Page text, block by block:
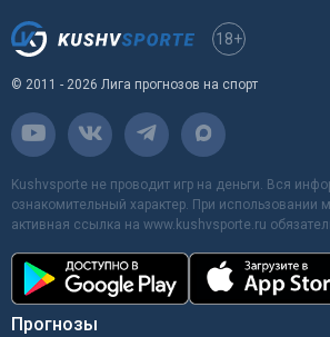
18+
© 2011 - 2026 Лига прогнозов на спорт
Kushvsporte не проводит игр на деньги. Вся
ознакомительный характер. При использовании
активная ссылка на www.kushvsporte.ru
Прогнозы